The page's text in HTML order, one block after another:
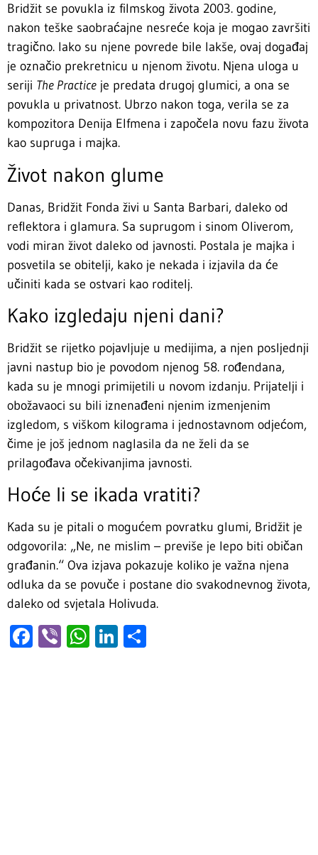
Bridžit se povukla iz filmskog života 2003. godine,
nakon teške saobraćajne nesreće koja je mogao završiti
tragično. Iako su njene povrede bile lakše, ovaj događaj
je označio prekretnicu u njenom životu. Njena uloga u
seriji The Practice je predata drugoj glumici, a ona se
povukla u privatnost. Ubrzo nakon toga, verila se za
kompozitora Denija Elfmena i započela novu fazu života
kao supruga i majka.
Život nakon glume
Danas, Bridžit Fonda živi u Santa Barbari, daleko od
reflektora i glamura. Sa suprugom i sinom Oliverom,
vodi miran život daleko od javnosti. Postala je majka i
posvetila se obitelji, kako je nekada i izjavila da će
učiniti kada se ostvari kao roditelj.
Kako izgledaju njeni dani?
Bridžit se rijetko pojavljuje u medijima, a njen posljednji
javni nastup bio je povodom njenog 58. rođendana,
kada su je mnogi primijetili u novom izdanju. Prijatelji i
obožavaoci su bili iznenađeni njenim izmenjenim
izgledom, s viškom kilograma i jednostavnom odjećom,
čime je još jednom naglasila da ne želi da se
prilagođava očekivanjima javnosti.
Hoće li se ikada vratiti?
Kada su je pitali o mogućem povratku glumi, Bridžit je
odgovorila: „Ne, ne mislim – previše je lepo biti običan
građanin.“ Ova izjava pokazuje koliko je važna njena
odluka da se povuče i postane dio svakodnevnog života,
daleko od svjetala Holivuda.
Facebook
ViberWhatsApp
LinkedIn